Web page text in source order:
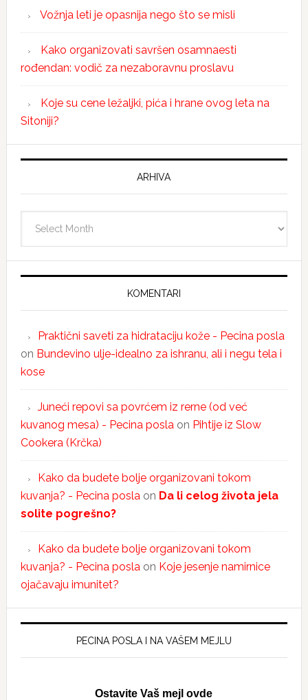
Vožnja leti je opasnija nego što se misli
Kako organizovati savršen osamnaesti
rođendan: vodič za nezaboravnu proslavu
Koje su cene ležaljki, pića i hrane ovog leta na
Sitoniji?
ARHIVA
KOMENTARI
Praktični saveti za hidrataciju kože - Pecina posla
on Bundevino ulje-idealno za ishranu, ali i negu tela i
kose
Juneći repovi sa povrćem iz rerne (od već
kuvanog mesa) - Pecina poslaon Pihtije iz Slow
Cookera (Krčka)
Kako da budete bolje organizovani tokom
kuvanja? - Pecina poslaon Da li celog života jela
solite pogrešno?
Kako da budete bolje organizovani tokom
kuvanja? - Pecina poslaon Koje jesenje namirnice
ojačavaju imunitet?
PECINA POSLA I NA VAŠEM MEJLU
Ostavite Vaš mejl ovde